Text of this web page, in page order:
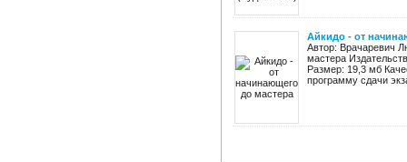
Айкидо - от
Автор: Врачаревич
мастера
Размер: 19,3 мб
пpoгpaмму сдачи